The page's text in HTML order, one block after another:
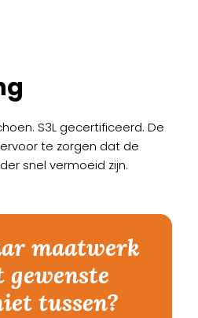
S3L gecertificeerd. De
te zorgen dat de
snel vermoeid zijn.
maatwerk
tussen?